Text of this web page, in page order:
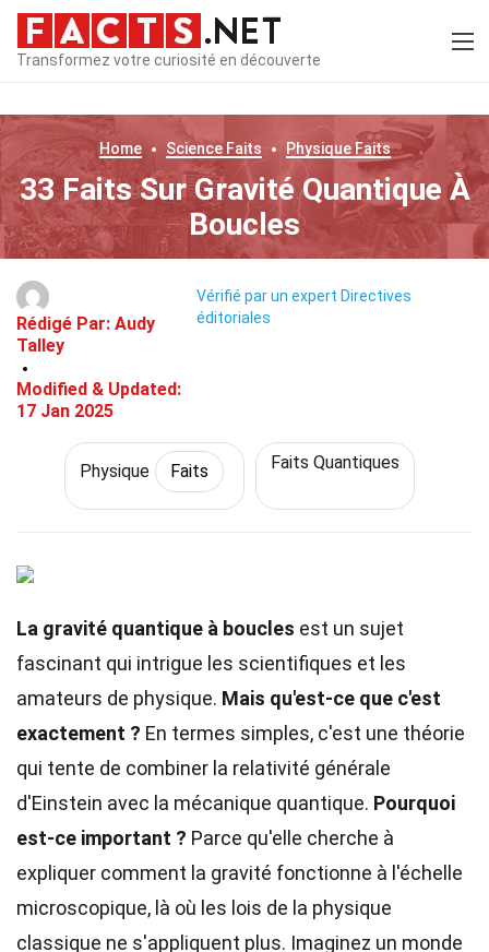
Transformez votre curiosité en découverte
Home ScienceFaits PhysiqueFaits
33 Faits Sur Gravité Quantique À
Boucles
Rédigé Par: Audy
Talley
Modified & Updated:
17 Jan 2025
Vérifié par un expert Directives
éditoriales
Physique Faits Faits Quantiques
La gravité quantique à boucles est un sujet
fascinant qui intrigue les scientifiques et les
amateurs de physique. Mais qu'est-ce que c'est
exactement ? En termes simples, c'est une théorie
qui tente de combiner la relativité générale
d'Einstein avec la mécanique quantique. Pourquoi
est-ce important ? Parce qu'elle cherche à
expliquer comment la gravité fonctionne à l'échelle
microscopique, là où les lois de la physique
classique ne s'appliquent plus. Imaginez un monde